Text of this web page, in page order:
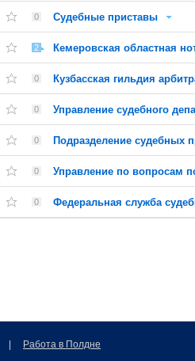
0 Судебные приставы
2 Кемеровская областная
0 Кузбасская гильдия
0 Управление судебного
0 Подразделение судебных
0 Управление по вопросам
0 Федеральная служба
Работа в Полдне